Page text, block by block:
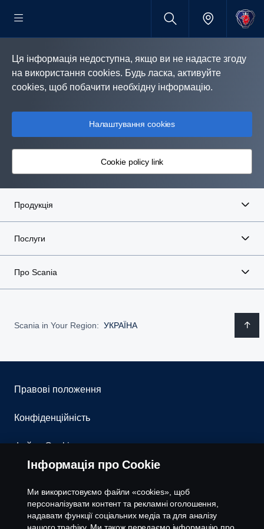
Ця інформація недоступна, якщо ви не надасте згоду
на використання cookies. Будь ласка, активуйте
cookies, щоб побачити необхідну інформацію.
Налаштування cookies
Cookie policy link
Продукція
Послуги
Про Scania
Scania in Your Region: УКРАЇНА
Правові положення
Конфіденційність
Файли Cookies
Контакти
Система повідомлення про порушення
Інформація про Cookie
Ми використовуємо файли «cookies», щоб
персоналізувати контент та рекламні оголошення,
надавати функції соціальних медіа та для аналізу